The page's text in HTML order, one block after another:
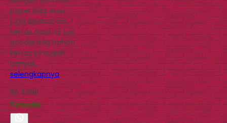
paper bag atau
juga disebut tas
kertas. Saat ini tas
goodie bag bahan
kertas ini sudah
banyak…
selengkapnya
Rp 3.000
Tersedia